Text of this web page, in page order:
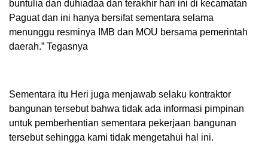
buntulia dan duhiadaa dan terakhir hari ini di kecamatan
Paguat dan ini hanya bersifat sementara selama
menunggu resminya IMB dan MOU bersama pemerintah
daerah.” Tegasnya
Sementara itu Heri juga menjawab selaku kontraktor
bangunan tersebut bahwa tidak ada informasi pimpinan
untuk pemberhentian sementara pekerjaan bangunan
tersebut sehingga kami tidak mengetahui hal ini.